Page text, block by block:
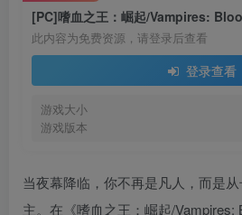
[PC]嗜血之王：崛起/Vampires:
此内容为免费资源，请登录后查看
登录查看
游戏大小
游戏版本
当夜幕降临，你不再是凡人，而是
主。在《嗜血之王：崛起/Vampires: